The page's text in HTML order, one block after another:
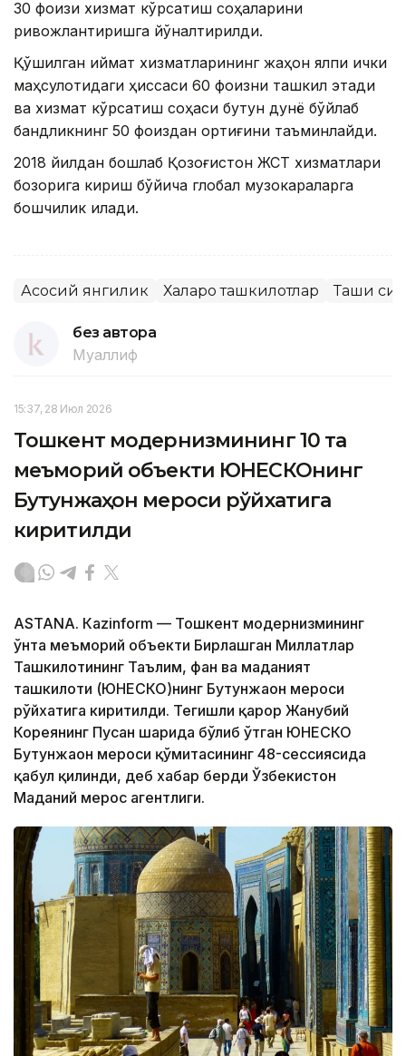
30 фоизи хизмат кўрсатиш соҳаларини
ривожлантиришга йўналтирилди.
Қўшилган қиймат хизматларининг жаҳон ялпи ички
маҳсулотидаги ҳиссаси 60 фоизни ташкил этади
ва хизмат кўрсатиш соҳаси бутун дунё бўйлаб
бандликнинг 50 фоиздан ортиғини таъминлайди.
2018 йилдан бошлаб Қозоғистон ЖСТ хизматлари
бозорига кириш бўйича глобал музокараларга
бошчилик қилади.
Асосий янгилик Халқаро ташкилотлар Ташқи
без автора
Муаллиф
15:37, 28 Июл 2026
Тошкент модернизмининг 10 та
меъморий объекти ЮНEСКОнинг
Бутунжаҳон мероси рўйхатига
киритилди
ASTANА. Кazinform — Тошкент модернизмининг
ўнта меъморий объекти Бирлашган Миллатлар
Ташкилотининг Таълим, фан ва маданият
ташкилоти (ЮНEСКО)нинг Бутунжаҳон мероси
рўйхатига киритилди. Тегишли қарор Жанубий
Кореянинг Пусан ​​шаҳрида бўлиб ўтган ЮНEСКО
Бутунжаҳон мероси қўмитасининг 48-сессиясида
қабул қилинди, деб хабар берди Ўзбекистон
Маданий мерос агентлиги.